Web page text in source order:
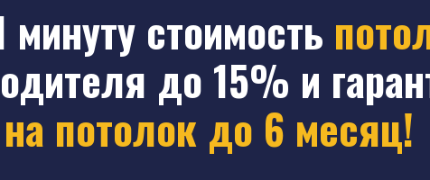
минуту стоимость
до 15% и
потолок до 6 месяц!